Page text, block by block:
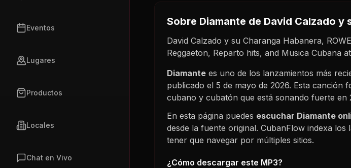
Eventos
Lugares
Productos
Locales
Chat en Vivo
Sobre Diamante de David Calzado y
David Calzado y su Charanga Habanera,
Reggaeton, Reparto hits, and Musica Cubana
Diamante es uno de los lanzamientos más
publicado el 5 de mayo de 2026. Esta canción
cubano y cubatón que está sonando fuerte en
En esta página puedes escuchar Diamante
desde la fuente original. CubanFlow indexa
tener que navegar por múltiples sitios.
¿Cómo descargar este MP3?